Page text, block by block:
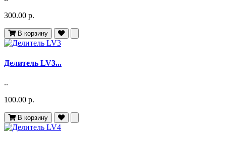
300.00 р.
В корзину
Делитель LV3...
..
100.00 р.
В корзину